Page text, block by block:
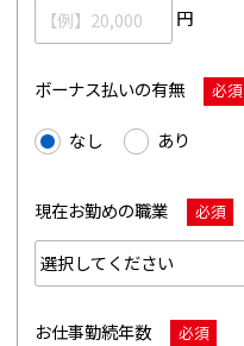
円
ボーナス払いの有無 必須
なし あり
現在お勤めの職業 必須
お仕事勤続年数 必須